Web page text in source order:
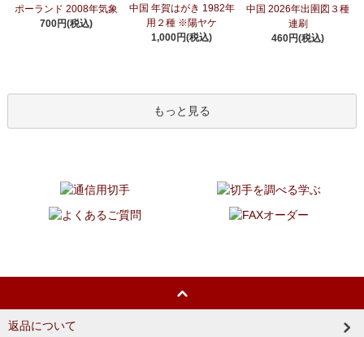
ポーランド 2008年気象
700円(税込)
中国 年賀はがき 1982年
用２種 ※陽ヤケ
1,000円(税込)
中国 2026年出圉図３種
連刷
460円(税込)
もっと見る
返品について